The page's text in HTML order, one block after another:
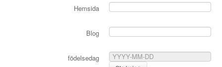
Hemsida
Blog
födelsedag